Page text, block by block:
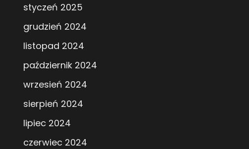
styczeń 2025
grudzień 2024
listopad 2024
październik 2024
wrzesień 2024
sierpień 2024
lipiec 2024
czerwiec 2024